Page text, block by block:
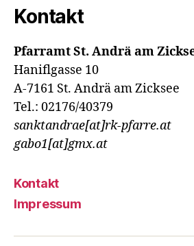
Kontakt
Pfarramt St. Andrä am
Haniflgasse 10
A-7161 St. Andrä am Zicksee
Tel.: 02176/40379
sanktandrae[at]rk-pfarre.at
gabo1[at]gmx.at
Kontakt
Impressum